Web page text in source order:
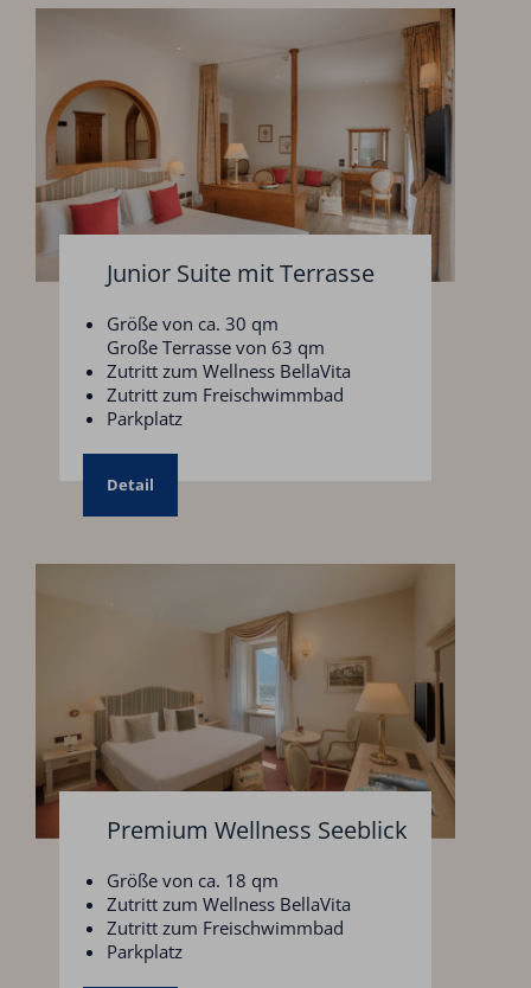
Junior Suite mit Terrasse
Größe von ca. 30 qm
Große Terrasse von 63 qm
Zutritt zum Wellness BellaVita
Zutritt zum Freischwimmbad
Parkplatz
Detail
Premium Wellness Seeblick
Größe von ca. 18 qm
Zutritt zum Wellness BellaVita
Zutritt zum Freischwimmbad
Parkplatz